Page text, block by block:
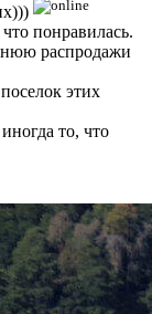
понравилась.
распродажи
этих
то, что